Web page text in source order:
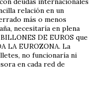
relación en un
más o menos
necesitaría en plena
DE EUROS que
LA EUROZONA. La
no funcionaría ni
en cada red de